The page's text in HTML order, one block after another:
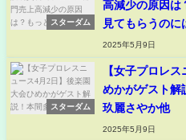
スターダム
高減少の原因は
見てもらうのに
2025年5月9日
スターダム
【女子プロレ
めかがゲスト解
玖麗さやか他
2025年5月9日